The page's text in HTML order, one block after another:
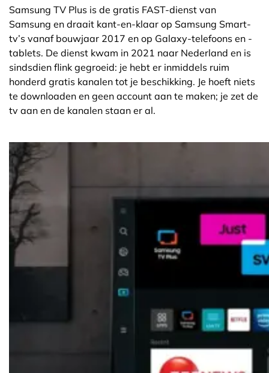
Samsung TV Plus is de gratis FAST-dienst van
Samsung en draait kant-en-klaar op Samsung Smart-
tv’s vanaf bouwjaar 2017 en op Galaxy-telefoons en -
tablets. De dienst kwam in 2021 naar Nederland en is
sindsdien flink gegroeid: je hebt er inmiddels ruim
honderd gratis kanalen tot je beschikking. Je hoeft niets
te downloaden en geen account aan te maken; je zet de
tv aan en de kanalen staan er al.